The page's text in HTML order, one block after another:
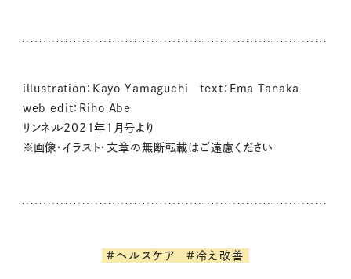
illustration：Kayo Yamaguchi text：Ema Tanaka
web edit：Riho Abe
リンネル2021年1月号より
※画像・イラスト・文章の無断転載はご遠慮ください
#ヘルスケア #冷え改善